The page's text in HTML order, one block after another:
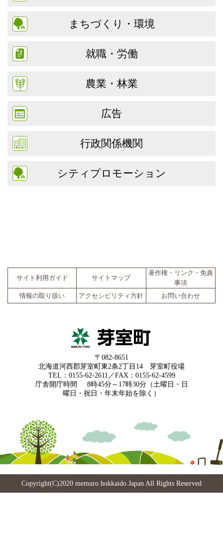
まちづくり・環境
就職・労働
農業・林業
広告
行政関係機関
シティプロモーション
サイト利用ガイド サイトマップ
著作権・リンク・免責
事項
情報の取り扱い
アクセシビリティ方針 お問い合わせ
〒082-8651
北海道河西郡芽室町東2条2丁目14 芽室町役場
TEL：0155-62-2611／FAX：0155-62-4599
庁舎開庁時間
8時45分～17時30分（土曜日・日
曜日・祝日・年末年始を除く）
Copyright(C)2020 memuro hokkaido.Japan All Rights Reserved